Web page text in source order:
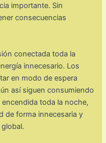
importante. Sin
consecuencias
conectada toda la
innecesario. Los
en modo de espera
así siguen consumiendo
toda la noche,
de forma innecesaria y